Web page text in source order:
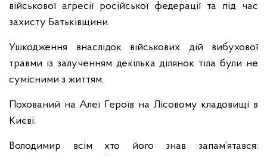
військової агресії російської федерації та під час
захисту Батьківщини.
Ушкодження внаслідок військових дій вибухової
травми із залученням декілька ділянок тіла були не
сумісними з життям.
Похований на Алеї Героїв на Лісовому кладовищі в
Києві.
Володимир всім хто його знав запам’ятався: